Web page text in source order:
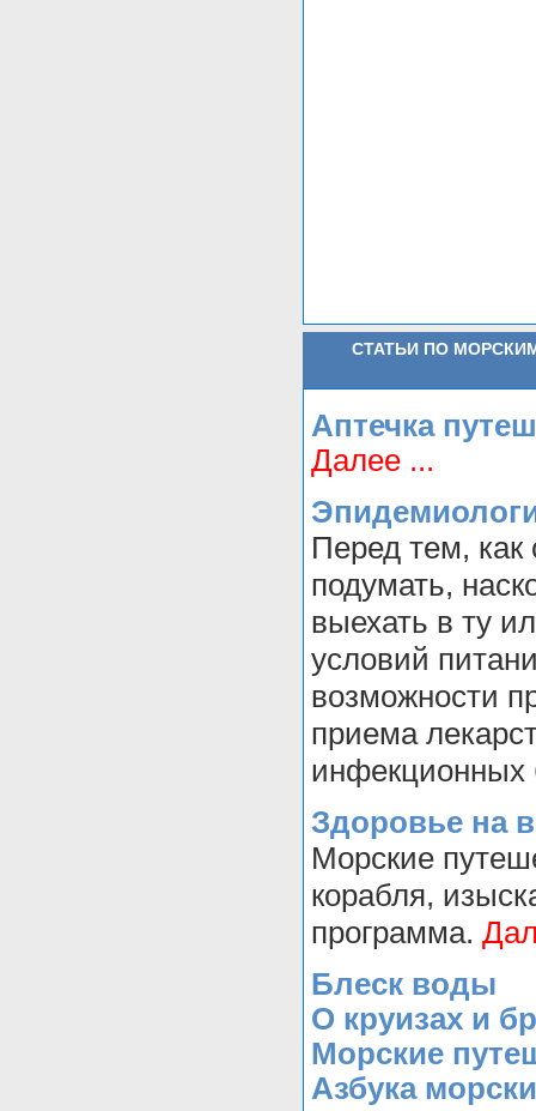
СТАТЬИ ПО
Аптечка
Далее ...
Перед тем, как
подумать,
выехать в ту
условий
возможности
приема
инфекционных
Здоровье на
Морские
корабля,
программа.
Блеск воды
О круизах и
Морские
Азбука